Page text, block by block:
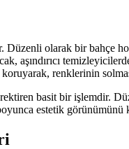
Düzenli olarak bir
aşındırıcı
renklerinin
basit bir işlemdir.
estetik görünümünü